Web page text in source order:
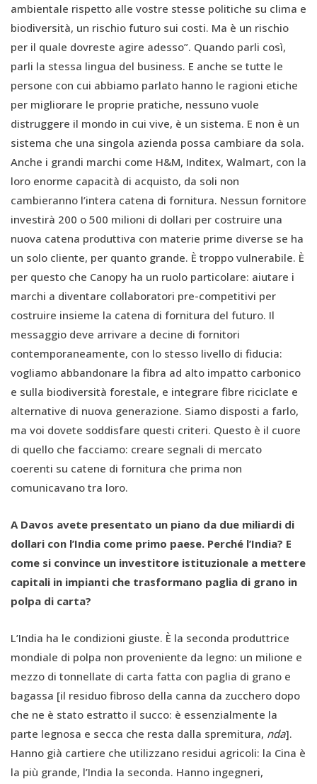
ambientale rispetto alle vostre stesse politiche su clima e
biodiversità, un rischio futuro sui costi. Ma è un rischio
per il quale dovreste agire adesso”. Quando parli così,
parli la stessa lingua del business. E anche se tutte le
persone con cui abbiamo parlato hanno le ragioni etiche
per migliorare le proprie pratiche, nessuno vuole
distruggere il mondo in cui vive, è un sistema. E non è un
sistema che una singola azienda possa cambiare da sola.
Anche i grandi marchi come H&M, Inditex, Walmart, con la
loro enorme capacità di acquisto, da soli non
cambieranno l’intera catena di fornitura. Nessun fornitore
investirà 200 o 500 milioni di dollari per costruire una
nuova catena produttiva con materie prime diverse se ha
un solo cliente, per quanto grande. È troppo vulnerabile. È
per questo che Canopy ha un ruolo particolare: aiutare i
marchi a diventare collaboratori pre-competitivi per
costruire insieme la catena di fornitura del futuro. Il
messaggio deve arrivare a decine di fornitori
contemporaneamente, con lo stesso livello di fiducia:
vogliamo abbandonare la fibra ad alto impatto carbonico
e sulla biodiversità forestale, e integrare fibre riciclate e
alternative di nuova generazione. Siamo disposti a farlo,
ma voi dovete soddisfare questi criteri. Questo è il cuore
di quello che facciamo: creare segnali di mercato
coerenti su catene di fornitura che prima non
comunicavano tra loro.
A Davos avete presentato un piano da due miliardi di
dollari con l’India come primo paese. Perché l’India? E
come si convince un investitore istituzionale a mettere
capitali in impianti che trasformano paglia di grano in
polpa di carta?
L’India ha le condizioni giuste. È la seconda produttrice
mondiale di polpa non proveniente da legno: un milione e
mezzo di tonnellate di carta fatta con paglia di grano e
bagassa [il residuo fibroso della canna da zucchero dopo
che ne è stato estratto il succo: è essenzialmente la
parte legnosa e secca che resta dalla spremitura, nda].
Hanno già cartiere che utilizzano residui agricoli: la Cina è
la più grande, l’India la seconda. Hanno ingegneri,